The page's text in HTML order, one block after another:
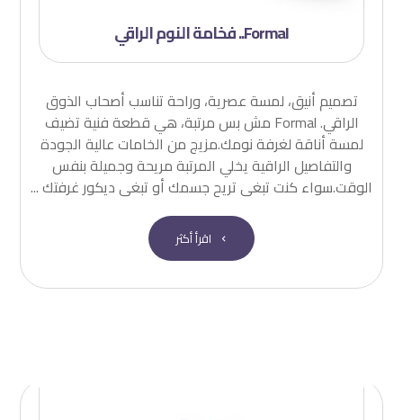
Formal.. فخامة النوم الراقي
تصميم أنيق، لمسة عصرية، وراحة تناسب أصحاب الذوق
الراقي. Formal مش بس مرتبة، هي قطعة فنية تضيف
لمسة أناقة لغرفة نومك.مزيج من الخامات عالية الجودة
والتفاصيل الراقية يخلي المرتبة مريحة وجميلة بنفس
الوقت.سواء كنت تبغى تريح جسمك أو تبغى ديكور غرفتك ...
اقرأ أكثر